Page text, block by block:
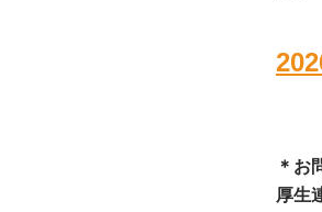
＊お
厚生